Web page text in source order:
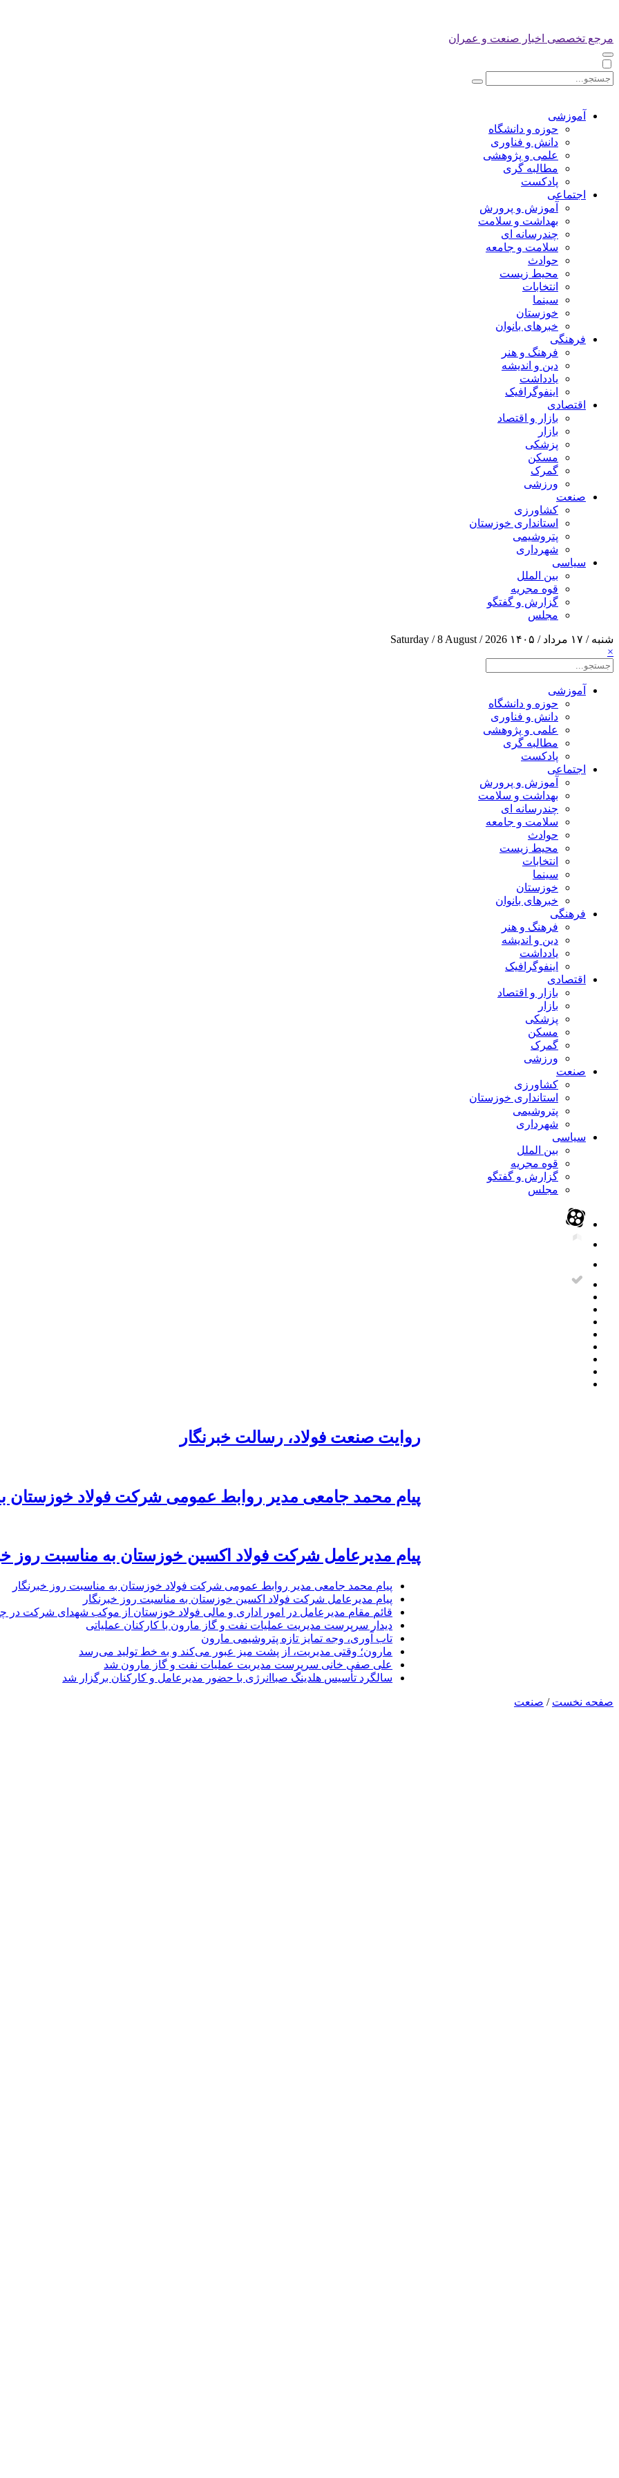
مرجع تخصصی اخبار صنعت و عمران
آموزشی
حوزه و دانشگاه
دانش و فناوری
علمی و پژوهشی
مطالبه گری
پادکست
اجتماعی
آموزش و پرورش
بهداشت و سلامت
چندرسانه ای
سلامت و جامعه
حوادث
محیط زیست
انتخابات
سینما
خوزستان
خبرهای بانوان
فرهنگی
فرهنگ و هنر
دین و اندیشه
یادداشت
اینفوگرافیک
اقتصادی
بازار و اقتصاد
بازار
پزشکی
مسکن
گمرک
ورزشی
صنعت
کشاورزی
استانداری خوزستان
پتروشیمی
شهرداری
سیاسی
بین الملل
قوه مجریه
گزارش و گفتگو
مجلس
شنبه / ۱۷ مرداد / ۱۴۰۵
Saturday / 8 August / 2026
×
آموزشی
حوزه و دانشگاه
دانش و فناوری
علمی و پژوهشی
مطالبه گری
پادکست
اجتماعی
آموزش و پرورش
بهداشت و سلامت
چندرسانه ای
سلامت و جامعه
حوادث
محیط زیست
انتخابات
سینما
خوزستان
خبرهای بانوان
فرهنگی
فرهنگ و هنر
دین و اندیشه
یادداشت
اینفوگرافیک
اقتصادی
بازار و اقتصاد
بازار
پزشکی
مسکن
گمرک
ورزشی
صنعت
کشاورزی
استانداری خوزستان
پتروشیمی
شهرداری
سیاسی
بین الملل
قوه مجریه
گزارش و گفتگو
مجلس
روایت صنعت فولاد،‌ رسالت خبرنگار
پیام محمد جامعی مدیر روابط عمومی شرکت فولاد خوزستان
پیام مدیرعامل شرکت فولاد اکسین خوزستان به مناسبت روز
پیام محمد جامعی مدیر روابط عمومی شرکت فولاد خوزستان به مناسبت روز خبرنگار
پیام مدیرعامل شرکت فولاد اکسین خوزستان به مناسبت روز خبرنگار
قائم مقام مدیرعامل در امور اداری و مالی فولاد خوزستان از موکب شهدای شرکت در
دیدار سرپرست مدیریت عملیات نفت و گاز مارون با کارکنان عملیاتی
تاب آوری، وجه تمایز تازه پتروشیمی مارون
مارون؛ وقتی مدیریت، از پشت میز عبور می‌کند و به خط تولید می‌رسد
علی صفی خانی سرپرست مدیریت عملیات نفت و گاز مارون شد
سالگرد تأسیس هلدینگ صباانرژی با حضور مدیرعامل و کارکنان برگزار شد
صفحه نخست / صنعت